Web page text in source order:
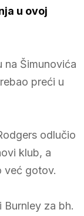
u ovoj
na Šimunovića
preći u
odlučio
klub, a
već gotov.
za bh.